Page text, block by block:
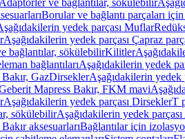
ve bağlantılar, sökülebilir
Borular ve bağlantı parçaları
yedek parçası Muflar
Aşağıdakilerin yedek parçası Çapraz
bağlantılar, sökülebilirKilitler
bağlantılarıAşağıdakilerin yedek
GazDirseklerAşağıdakilerin yedek
Mapress Bakır, FKM mavi
Aşağıdakilerin yedek parçası DirseklerT
sökülebilirAşağıdakilerin yedek
aksesuarlarıBağlantılar için